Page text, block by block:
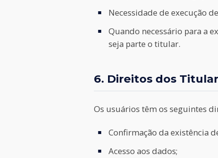
Necessidade de execução
Quando necessário para a
seja parte o titular.
6. Direitos dos
Os usuários têm os seguintes
Confirmação da existência
Acesso aos dados;